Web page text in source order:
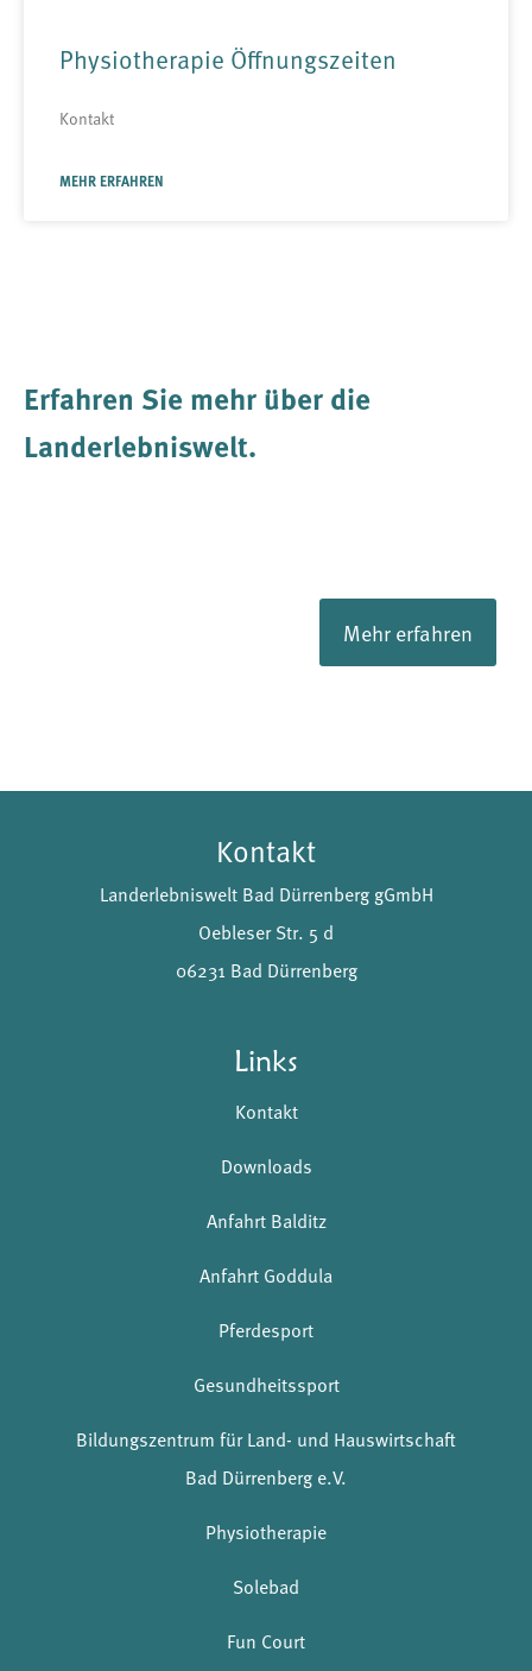
Physiotherapie Öffnungszeiten
Kontakt
MEHR ERFAHREN
Erfahren Sie mehr über die
Landerlebniswelt.
Mehr erfahren
Kontakt
Landerlebniswelt Bad Dürrenberg gGmbH
Oebleser Str. 5 d
06231 Bad Dürrenberg
Links
Kontakt
Downloads
Anfahrt Balditz
Anfahrt Goddula
Pferdesport
Gesundheitssport
Bildungszentrum für Land- und Hauswirtschaft
Bad Dürrenberg e.V.
Physiotherapie
Solebad
Fun Court